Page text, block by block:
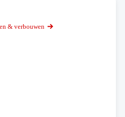
& verbouwen